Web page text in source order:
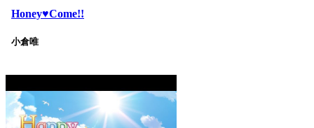
Honey♥Come!!
小倉唯